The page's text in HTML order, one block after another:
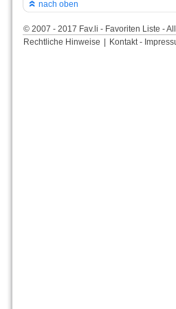
nach oben
© 2007 - 2017 Fav.li - Favoriten Liste -
Rechtliche Hinweise
Kontakt -